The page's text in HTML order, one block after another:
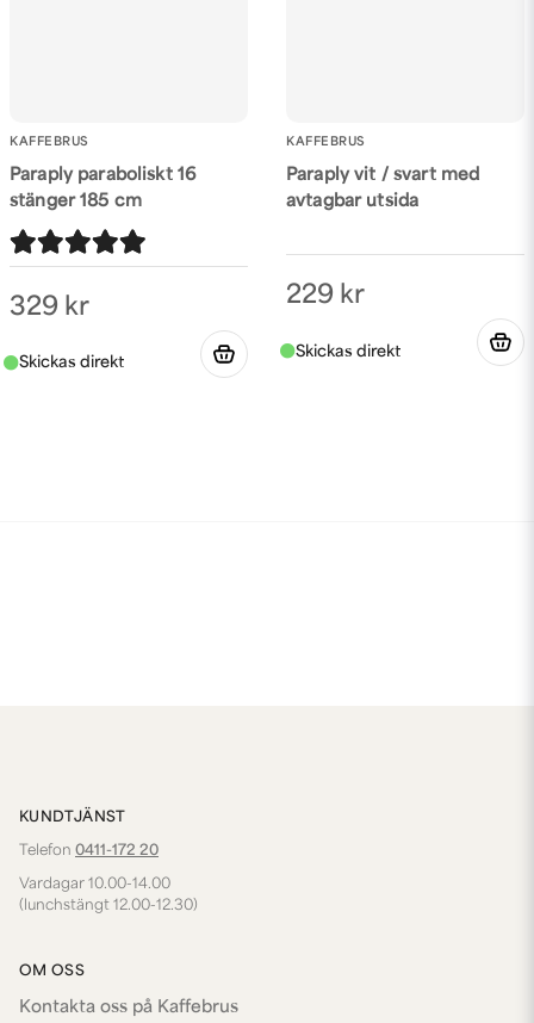
KAFFEBRUS
Paraply paraboliskt 16
stänger 185 cm
329 kr
KAFFEBRUS
Paraply vit / svart med
avtagbar utsida
229 kr
KUNDTJÄNST
Telefon 0411-172 20
Vardagar 10.00-14.00
(lunchstängt 12.00-12.30)
OM OSS
Kontakta oss på Kaffebrus